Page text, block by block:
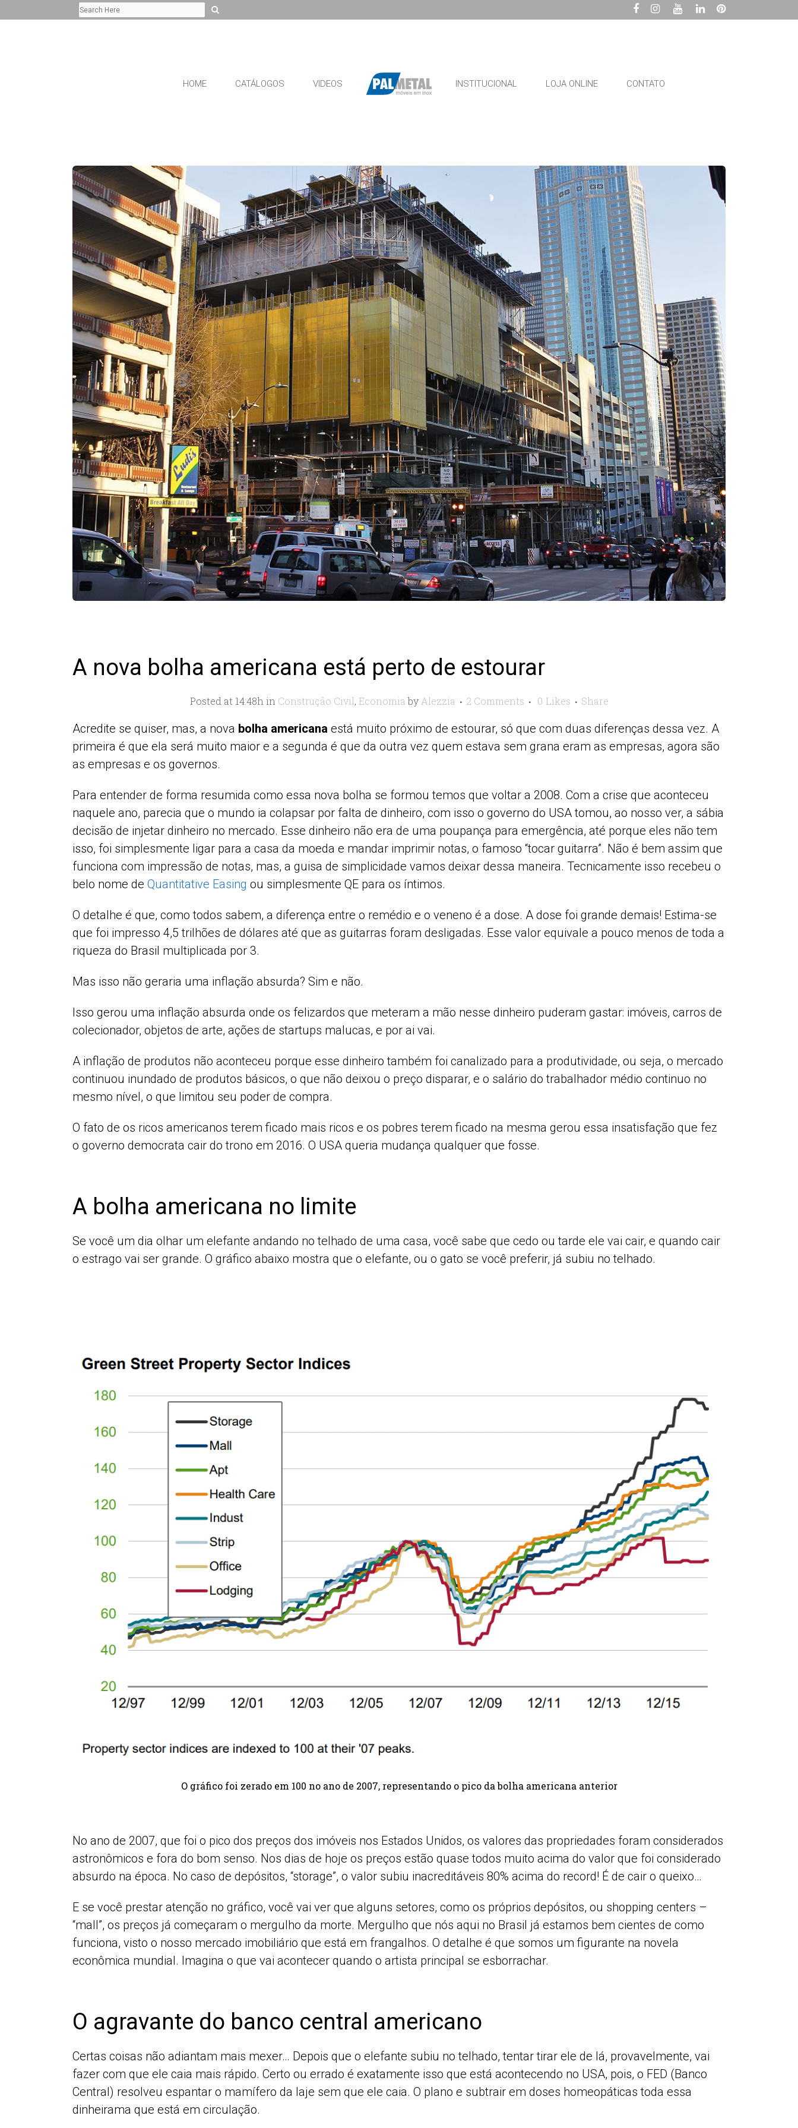
HOME CATÁLOGOS VIDEOS INSTITUCIONAL LOJA ONLINE CONTATO
A nova bolha americana está perto de estourar
Posted at 14:48h in Construção Civil, Economia by Alezzia 2 Comments 0 Likes Share
Acredite se quiser, mas, a nova bolha americana está muito próximo de estourar, só que com duas diferenças dessa vez. A
primeira é que ela será muito maior e a segunda é que da outra vez quem estava sem grana eram as empresas, agora são
as empresas e os governos.
Para entender de forma resumida como essa nova bolha se formou temos que voltar a 2008. Com a crise que aconteceu
naquele ano, parecia que o mundo ia colapsar por falta de dinheiro, com isso o governo do USA tomou, ao nosso ver, a sábia
decisão de injetar dinheiro no mercado. Esse dinheiro não era de uma poupança para emergência, até porque eles não tem
isso, foi simplesmente ligar para a casa da moeda e mandar imprimir notas, o famoso “tocar guitarra”. Não é bem assim que
funciona com impressão de notas, mas, a guisa de simplicidade vamos deixar dessa maneira. Tecnicamente isso recebeu o
belo nome de Quantitative Easing ou simplesmente QE para os íntimos.
O detalhe é que, como todos sabem, a diferença entre o remédio e o veneno é a dose. A dose foi grande demais! Estima-se
que foi impresso 4,5 trilhões de dólares até que as guitarras foram desligadas. Esse valor equivale a pouco menos de toda a
riqueza do Brasil multiplicada por 3.
Mas isso não geraria uma inflação absurda? Sim e não.
Isso gerou uma inflação absurda onde os felizardos que meteram a mão nesse dinheiro puderam gastar: imóveis, carros de
colecionador, objetos de arte, ações de startups malucas, e por ai vai.
A inflação de produtos não aconteceu porque esse dinheiro também foi canalizado para a produtividade, ou seja, o mercado
continuou inundado de produtos básicos, o que não deixou o preço disparar, e o salário do trabalhador médio continuo no
mesmo nível, o que limitou seu poder de compra.
O fato de os ricos americanos terem ficado mais ricos e os pobres terem ficado na mesma gerou essa insatisfação que fez
o governo democrata cair do trono em 2016. O USA queria mudança qualquer que fosse.
A bolha americana no limite
Se você um dia olhar um elefante andando no telhado de uma casa, você sabe que cedo ou tarde ele vai cair, e quando cair
o estrago vai ser grande. O gráfico abaixo mostra que o elefante, ou o gato se você preferir, já subiu no telhado.
O gráfico foi zerado em 100 no ano de 2007, representando o pico da bolha americana anterior
No ano de 2007, que foi o pico dos preços dos imóveis nos Estados Unidos, os valores das propriedades foram considerados
astronômicos e fora do bom senso. Nos dias de hoje os preços estão quase todos muito acima do valor que foi considerado
absurdo na época. No caso de depósitos, “storage”, o valor subiu inacreditáveis 80% acima do record! É de cair o queixo…
E se você prestar atenção no gráfico, você vai ver que alguns setores, como os próprios depósitos, ou shopping centers –
“mall”, os preços já começaram o mergulho da morte. Mergulho que nós aqui no Brasil já estamos bem cientes de como
funciona, visto o nosso mercado imobiliário que está em frangalhos. O detalhe é que somos um figurante na novela
econômica mundial. Imagina o que vai acontecer quando o artista principal se esborrachar.
O agravante do banco central americano
Certas coisas não adiantam mais mexer… Depois que o elefante subiu no telhado, tentar tirar ele de lá, provavelmente, vai
fazer com que ele caia mais rápido. Certo ou errado é exatamente isso que está acontecendo no USA, pois, o FED (Banco
Central) resolveu espantar o mamífero da laje sem que ele caia. O plano e subtrair em doses homeopáticas toda essa
dinheirama que está em circulação.